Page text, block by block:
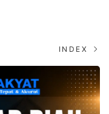
INDEX